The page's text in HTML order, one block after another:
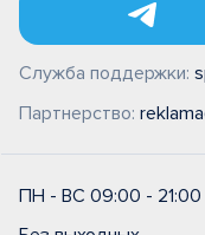
Служба поддержки:
Партнерство:
ПН - ВС 09:00 - 21:00